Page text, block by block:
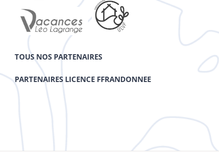
TOUS NOS PARTENAIRES
PARTENAIRES LICENCE FFRANDONNEE